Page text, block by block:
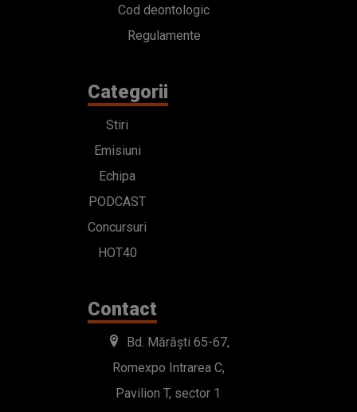
Cod deontologic
Regulamente
Categorii
Stiri
Emisiuni
Echipa
PODCAST
Concursuri
HOT40
Contact
Bd. Mărăști 65-67,
Romexpo Intrarea C,
Pavilion T, sector 1